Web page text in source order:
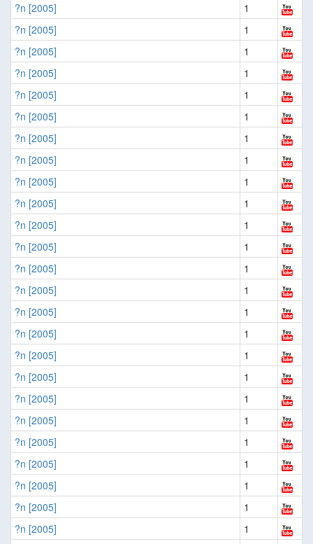
?n [2005]
1
?n [2005]
1
?n [2005]
1
?n [2005]
1
?n [2005]
1
?n [2005]
1
?n [2005]
1
?n [2005]
1
?n [2005]
1
?n [2005]
1
?n [2005]
1
?n [2005]
1
?n [2005]
1
?n [2005]
1
?n [2005]
1
?n [2005]
1
?n [2005]
1
?n [2005]
1
?n [2005]
1
?n [2005]
1
?n [2005]
1
?n [2005]
1
?n [2005]
1
?n [2005]
1
?n [2005]
1